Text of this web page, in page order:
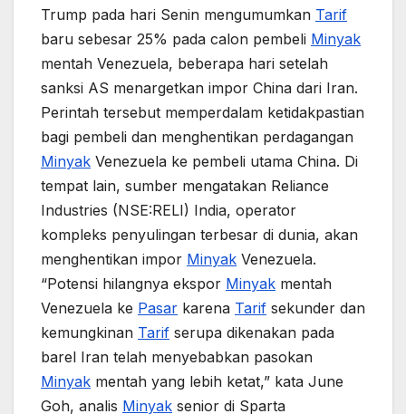
Trump pada hari Senin mengumumkan Tarif
baru sebesar 25% pada calon pembeli Minyak
mentah Venezuela, beberapa hari setelah
sanksi AS menargetkan impor China dari Iran.
Perintah tersebut memperdalam ketidakpastian
bagi pembeli dan menghentikan perdagangan
Minyak Venezuela ke pembeli utama China. Di
tempat lain, sumber mengatakan Reliance
Industries (NSE:RELI) India, operator
kompleks penyulingan terbesar di dunia, akan
menghentikan impor Minyak Venezuela.
“Potensi hilangnya ekspor Minyak mentah
Venezuela ke Pasar karena Tarif sekunder dan
kemungkinan Tarif serupa dikenakan pada
barel Iran telah menyebabkan pasokan
Minyak mentah yang lebih ketat,” kata June
Goh, analis Minyak senior di Sparta